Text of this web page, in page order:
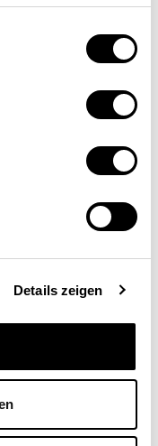
Details zeigen
de
qui
Obtenir
de 0,5
pas
l’industrie